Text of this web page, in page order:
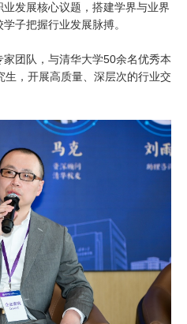
发展核心议题，搭建学界与业界
子把握行业发展脉搏。
团队，与清华大学50余名优秀本
生，开展高质量、深层次的行业交